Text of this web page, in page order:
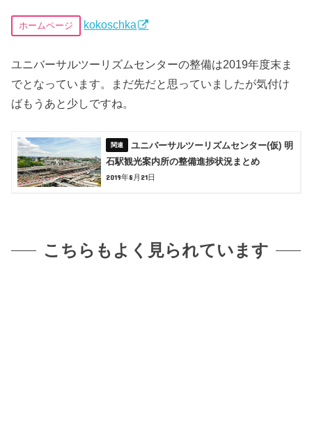
ホームページ kokoschka
ユニバーサルツーリズムセンターの整備は2019年度末ま
でとなっています。まだ先だと思っていましたが気付け
ばもうあと少しですね。
ユニバーサルツーリズムセンター(仮) 明
石駅観光案内所の整備進捗状況まとめ
2019年8月21日
こちらもよく見られています